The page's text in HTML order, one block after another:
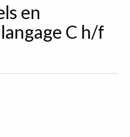
nous ?
en
C h/f